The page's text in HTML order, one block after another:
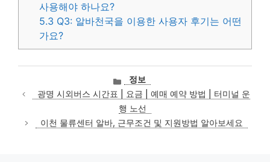
사용해야 하나요?
5.3 Q3: 알바천국을 이용한 사용자 후기는 어떤
가요?
카
테
고
리
정보
광명 시외버스 시간표 | 요금 | 예매 예약 방법 | 터미널 운
행 노선
이천 물류센터 알바, 근무조건 및 지원방법 알아보세요